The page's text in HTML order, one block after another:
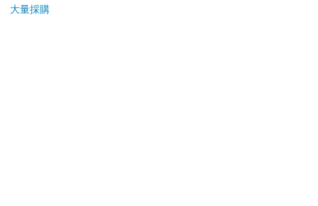
**提醒您，鑑賞期不等於試用期，退回商品須為全新狀態**
大量採購